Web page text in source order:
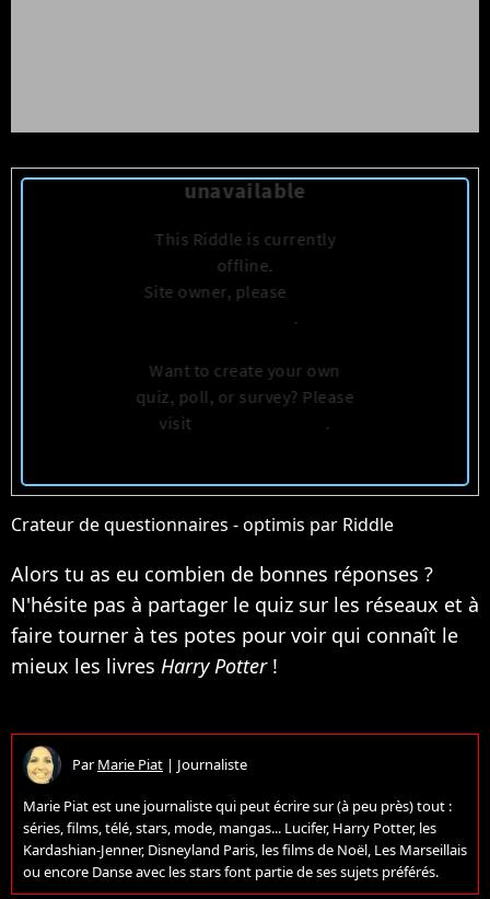
Crateur de questionnaires - optimis par Riddle
Alors tu as eu combien de bonnes réponses ?
N'hésite pas à partager le quiz sur les réseaux et à
faire tourner à tes potes pour voir qui connaît le
mieux les livres Harry Potter!
ParMarie Piat | Journaliste
Marie Piat est une journaliste qui peut écrire sur (à peu près) tout :
séries, films, télé, stars, mode, mangas... Lucifer, Harry Potter, les
Kardashian-Jenner, Disneyland Paris, les films de Noël, Les Marseillais
ou encore Danse avec les stars font partie de ses sujets préférés.